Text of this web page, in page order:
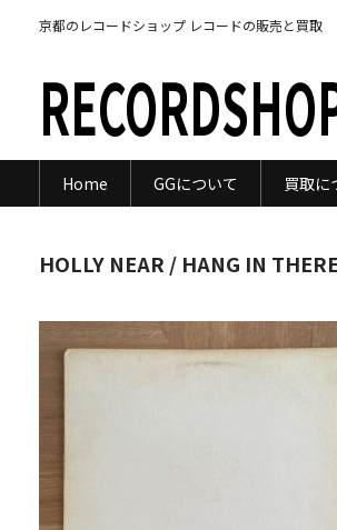
京都のレコードショップ レコードの販売と買取
Home GGについて 買取に
HOLLY NEAR / HANG IN THERE